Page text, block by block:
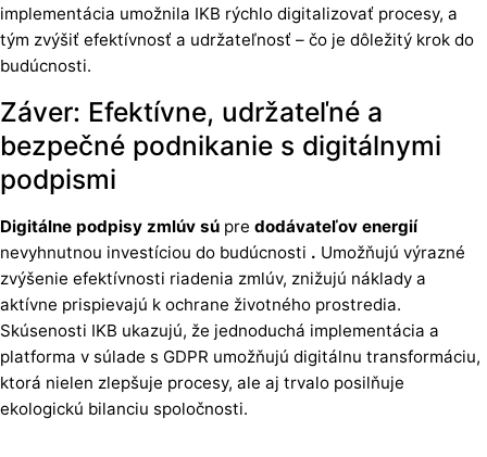
implementácia umožnila IKB rýchlo digitalizovať procesy, a
tým zvýšiť efektívnosť a udržateľnosť – čo je dôležitý krok do
budúcnosti.
Záver: Efektívne, udržateľné a
bezpečné podnikanie s digitálnymi
podpismi
Digitálne podpisy zmlúv sú pre dodávateľov energií
nevyhnutnou investíciou do budúcnosti . Umožňujú výrazné
zvýšenie efektívnosti riadenia zmlúv, znižujú náklady a
aktívne prispievajú k ochrane životného prostredia.
Skúsenosti IKB ukazujú, že jednoduchá implementácia a
platforma v súlade s GDPR umožňujú digitálnu transformáciu,
ktorá nielen zlepšuje procesy, ale aj trvalo posilňuje
ekologickú bilanciu spoločnosti.